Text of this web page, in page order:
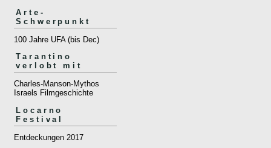
Arte-
Schwerpunkt
100 Jahre UFA (bis Dec)
Tarantino
verlobt mit
Charles-Manson-Mythos
Israels Filmgeschichte
Locarno
Festival
Entdeckungen 2017